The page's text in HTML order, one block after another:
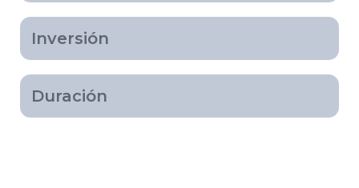
Inversión
Duración